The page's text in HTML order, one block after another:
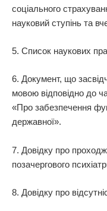
соціального
науковий ступінь та
5. Список наукових
6. Документ, що
мовою відповідно до
«Про забезпечення
державної».
7. Довідку про
позачергового
8. Довідку про